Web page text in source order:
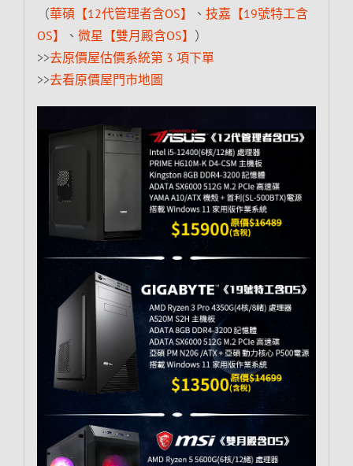
（華碩【12代管理者含OS】 、 技嘉【19號特工含
OS】
、 微星【雙月殿含OS】 ）
>>去原價屋估價系統第 3 項下單
>>去看原價屋門市地圖